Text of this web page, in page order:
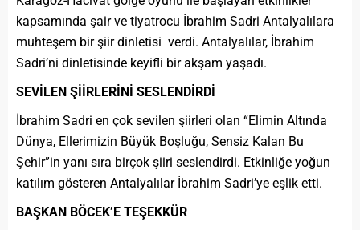
kapsamında şair ve tiyatrocu İbrahim Sadri Antalyalılara
muhteşem bir şiir dinletisi verdi. Antalyalılar, İbrahim
Sadri’ni dinletisinde keyifli bir akşam yaşadı.
SEVİLEN ŞİİRLERİNİ SESLENDİRDİ
İbrahim Sadri en çok sevilen şiirleri olan “Elimin Altında
Dünya, Ellerimizin Büyük Boşluğu, Sensiz Kalan Bu
Şehir”in yanı sıra birçok şiiri seslendirdi. Etkinliğe yoğun
katılım gösteren Antalyalılar İbrahim Sadri’ye eşlik etti.
BAŞKAN BÖCEK’E TEŞEKKÜR